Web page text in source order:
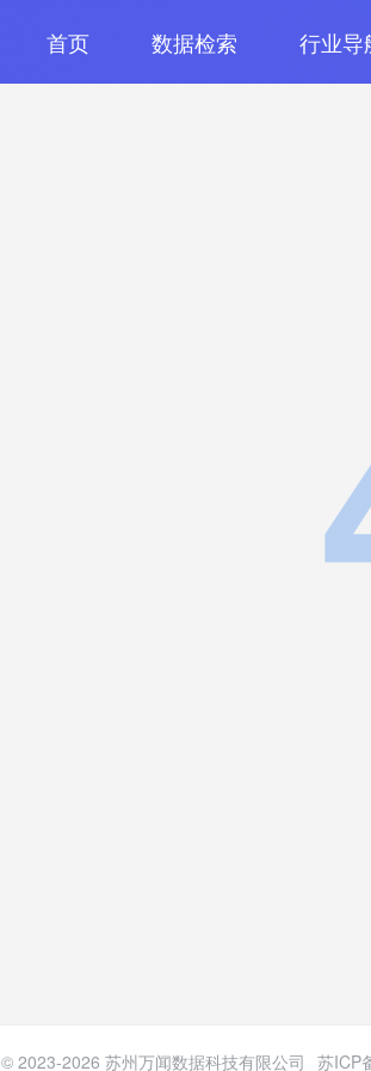
首页 数据检索 行业导
© 2023-2026 苏州万闻数据科技有限公司 苏ICP